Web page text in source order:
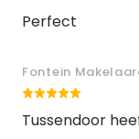
Perfect
Fontein
Tussendoor